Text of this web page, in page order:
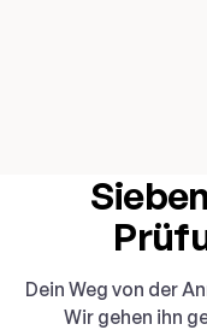
Dein Weg von der
Wir gehen ihn